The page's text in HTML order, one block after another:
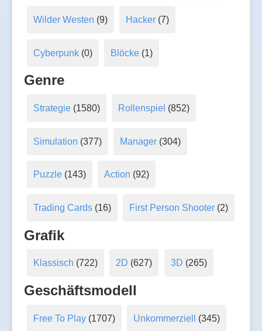
Wilder Westen (9) Hacker (7)
Cyberpunk(0) Blöcke (1)
Genre
Strategie(1580) Rollenspiel (852)
Simulation (377) Manager (304)
Puzzle(143) Action (92)
Trading Cards(16) First Person Shooter (2)
Grafik
Klassisch (722) 2D (627) 3D (265)
Geschäftsmodell
Free To Play(1707) Unkommerziell (345)